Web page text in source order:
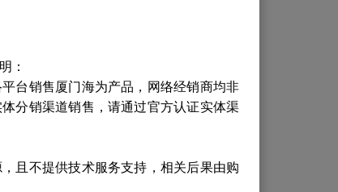
：
台销售厦门海为产品，网络经销商均非
分销渠道销售，请通过官方认证实体渠
且不提供技术服务支持，相关后果由购